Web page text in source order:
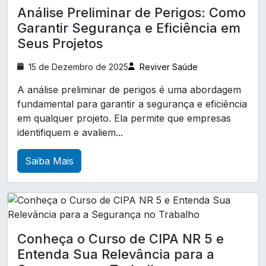
A Relevância da Clínica de Exames Demissionais
na Promoção da Segurança e Saúde
Ocupacional
A Relevância da Clínica de Medicina e Segurança
do Trabalho para Saúde e Bem-Estar no
Ambiente Corporativo
A Relevância do Atestado de Saúde Ocupacional
para Garantir a Segurança no Trabalho
A Relevância do Exame ASO para a Saúde
Ocupacional e Bem-Estar no Trabalho
A Relevância do Exame ASO para a Saúde
Ocupacional e o Desenvolvimento Profissional
A Relevância do Exame de Medicina do Trabalho
para a Saúde dos Colaboradores
Exame de audiometria
Exame de eletrocardiograma
Exames complementares ocupacionais
Laudo técnico de insalubridade
Pcmso exames complementares
Perfil profissiográfico previdenciário ppp
Treinamento CIPA
Treinamento de primeiros socorros para empresa
Treinamento trabalho em altura NR 35
análise ergonómica preliminar nr17
Análise Preliminar de Perigos: Como
Garantir Segurança e Eficiência em
Seus Projetos
15 de Dezembro de 2025 Reviver Saúde
A análise preliminar de perigos é uma abordagem
fundamental para garantir a segurança e eficiência
em qualquer projeto. Ela permite que empresas
identifiquem e avaliem...
Saiba Mais
Conheça o Curso de CIPA NR 5 e
Entenda Sua Relevância para a